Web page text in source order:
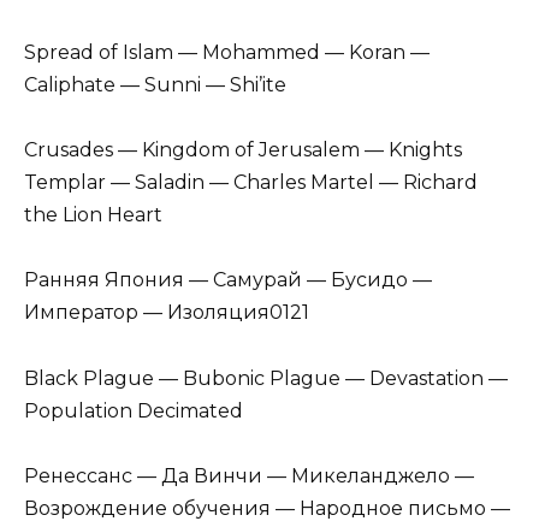
Spread of Islam — Mohammed — Koran —
Caliphate — Sunni — Shi’ite
Crusades — Kingdom of Jerusalem — Knights
Templar — Saladin — Charles Martel — Richard
the Lion Heart
Ранняя Япония — Самурай — Бусидо —
Император — Изоляция0121
Black Plague — Bubonic Plague — Devastation —
Population Decimated
Ренессанс — Да Винчи — Микеланджело —
Возрождение обучения — Народное письмо —